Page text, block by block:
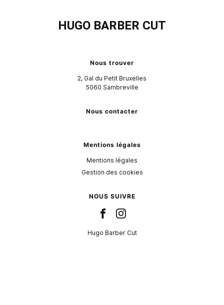
HUGO BARBER CUT
Nous trouver
2, Gal du Petit Bruxelles
5060 Sambreville
Nous contacter
Mentions légales
Mentions légales
Gestion des cookies
NOUS SUIVRE
Hugo Barber Cut